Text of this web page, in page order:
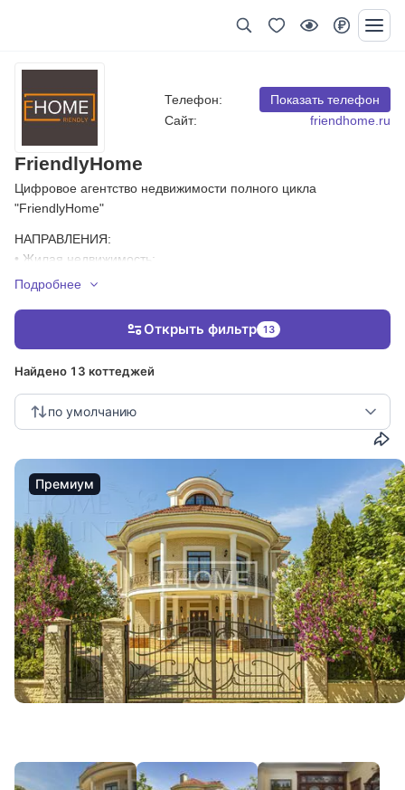
Телефон:
Показать телефон
Сайт:
friendhome.ru
FriendlyHome
Цифровое агентство недвижимости полного цикла
"FriendlyHome"
НАПРАВЛЕНИЯ:
• Жилая недвижимость:
• Продажа/Покупка от застройщиков
• Продажу/Покупка загородной недвижимости всех сегментов
• Продажа/Покупка коммерческой недвижимости всех
• Одобрение ипотеки во всех банках
Подробнее
Найдено 13 коттеджей
по умолчанию
Открыть фильтр 13
Премиум